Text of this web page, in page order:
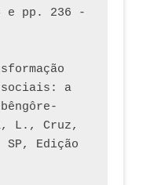
e pp. 236 -
a
L., Cruz,
Edição